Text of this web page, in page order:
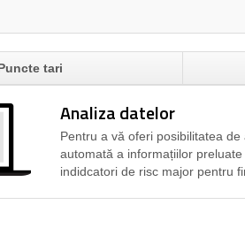
tari
Analiza datelor
Pentru a vă oferi posibilitatea
automată a informațiilor
indidcatori de risc major pentru